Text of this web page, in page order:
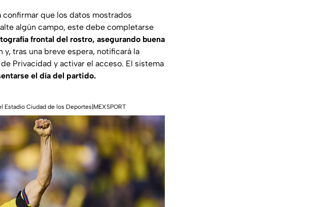
que los datos mostrados
algún campo, este debe completarse
frontal del rostro, asegurando buena
y, tras una breve espera, notificará la
Privacidad y activar el acceso. El sistema
el día del partido.
Ciudad de los Deportes|MEXSPORT